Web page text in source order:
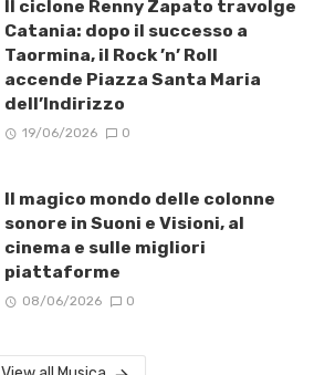
Il ciclone Renny Zapato travolge
Catania: dopo il successo a
Taormina, il Rock ’n’ Roll
accende Piazza Santa Maria
dell’Indirizzo
19/06/2026 0
Il magico mondo delle colonne
sonore in Suoni e Visioni, al
cinema e sulle migliori
piattaforme
08/06/2026 0